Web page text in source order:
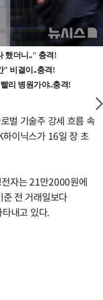
벌 기술주 강세 흐름 속
이닉스가 16일 장 초
자는 21만2000원에
전 거래일보다
내고 있다.